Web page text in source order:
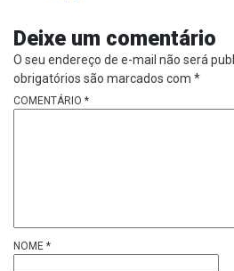
Deixe um comentário
O seu endereço de e-mail não será
obrigatórios são marcados com *
COMENTÁRIO *
NOME *